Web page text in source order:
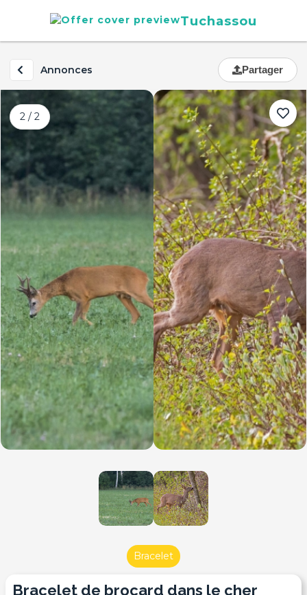
Tuchassou
Annonces Partager
2 / 2
Bracelet
bracelet de brocard dans le cher